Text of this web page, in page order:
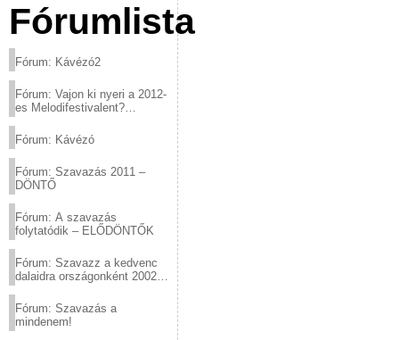
Fórumlista
Fórum: Kávézó2
Fórum: Vajon ki nyeri a 2012-
es Melodifestivalent?
Fórum: Kávézó
Fórum: Szavazás 2011 –
DÖNTŐ
Fórum: A szavazás
folytatódik – ELŐDÖNTŐK
Fórum: Szavazz a kedvenc
dalaidra országonként 2002
Fórum: Szavazás a
mindenem!